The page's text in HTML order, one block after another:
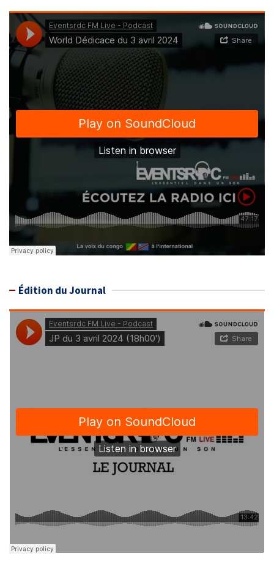
Édition du Journal